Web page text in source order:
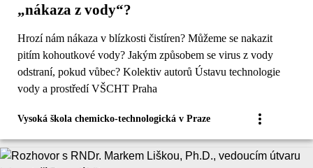
„nákaza z vody“?
Hrozí nám nákaza v blízkosti čistíren? Můžeme se nakazit
pitím kohoutkové vody? Jakým způsobem se virus z vody
odstraní, pokud vůbec? Kolektiv autorů Ústavu technologie
vody a prostředí VŠCHT Praha
Vysoká škola chemicko-technologická v Praze